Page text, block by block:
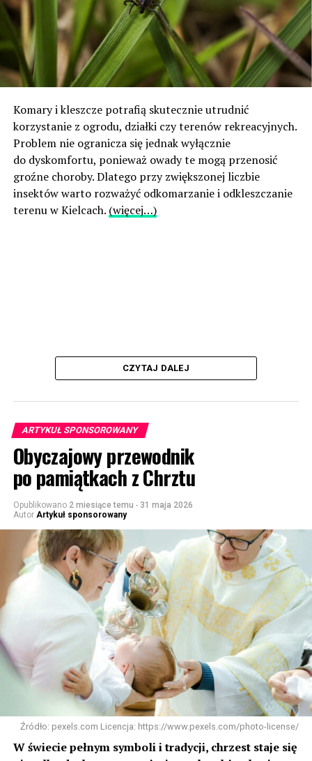
Komary i kleszcze potrafią skutecznie utrudnić
korzystanie z ogrodu, działki czy terenów rekreacyjnych.
Problem nie ogranicza się jednak wyłącznie
do dyskomfortu, ponieważ owady te mogą przenosić
groźne choroby. Dlatego przy zwiększonej liczbie
insektów warto rozważyć odkomarzanie i odkleszczanie
terenu w Kielcach. (więcej…)
CZYTAJ DALEJ
ARTYKUŁ SPONSOROWANY
Obyczajowy przewodnik
po pamiątkach z Chrztu
Opublikowano 2 miesiące temu - 31 maja 2026
Autor Artykuł sponsorowany
Źródło: pexels.com Licencja: https://www.pexels.com/photo-license/
W świecie pełnym symboli i tradycji, chrzest staje się